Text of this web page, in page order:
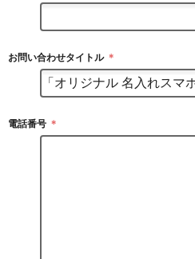
お問い合わせタイトル ＊
電話番号 ＊